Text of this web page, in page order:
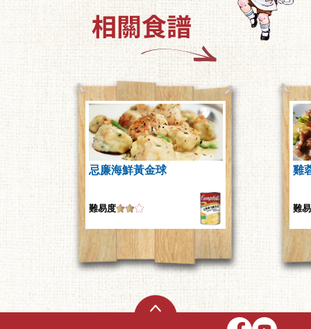
忌廉海鮮黃金球
難易度
雞
難